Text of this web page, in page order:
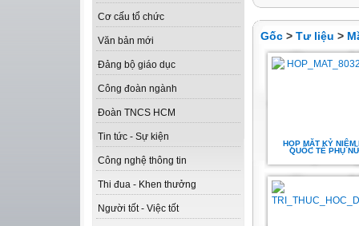
Cơ cấu tổ chức
Văn bản mới
Đảng bộ giáo dục
Công đoàn ngành
Đoàn TNCS HCM
Tin tức - Sự kiện
Công nghệ thông tin
Thi đua - Khen thưởng
Người tốt - Việc tốt
Gốc > Tư liệu >
HỌP MẶT KỶ NIỆM
QUỐC TẾ PHỤ